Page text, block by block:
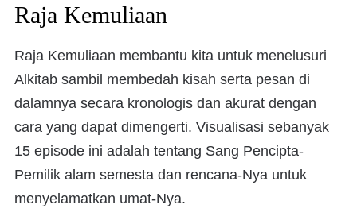
Raja Kemuliaan
Raja Kemuliaan membantu kita untuk menelusuri
Alkitab sambil membedah kisah serta pesan di
dalamnya secara kronologis dan akurat dengan
cara yang dapat dimengerti. Visualisasi sebanyak
15 episode ini adalah tentang Sang Pencipta-
Pemilik alam semesta dan rencana-Nya untuk
menyelamatkan umat-Nya.